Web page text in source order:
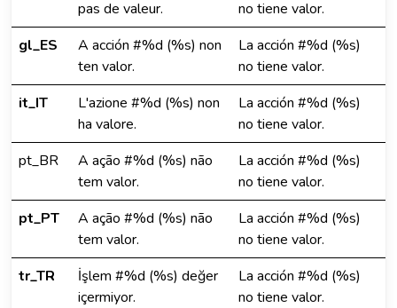
pas de valeur.
no tiene valor.
gl_ES
A acción #%d (%s) non
ten valor.
La acción #%d (%s)
no tiene valor.
it_IT
L'azione #%d (%s) non
ha valore.
La acción #%d (%s)
no tiene valor.
pt_BR
A ação #%d (%s) não
tem valor.
La acción #%d (%s)
no tiene valor.
pt_PT
A ação #%d (%s) não
tem valor.
La acción #%d (%s)
no tiene valor.
tr_TR
İşlem #%d (%s) değer
içermiyor.
La acción #%d (%s)
no tiene valor.